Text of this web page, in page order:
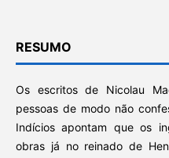
RESUMO
Os escritos de Nicolau
pessoas de modo não
Indícios apontam que os
obras já no reinado de